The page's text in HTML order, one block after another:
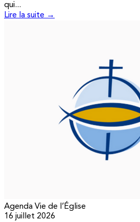
qui...
Lire la suite →
Agenda Vie de l’Église
16 juillet 2026